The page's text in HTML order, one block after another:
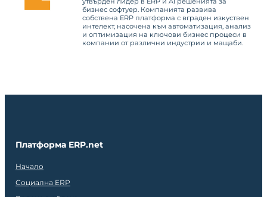
бизнес софтуер. Компанията развива
собствена ERP платформа с вграден изкуствен
интелект, насочена към автоматизация, анализ
и оптимизация на ключови бизнес процеси в
компании от различни индустрии и мащаби.
Платформа ERP.net
Начало
Социална ERP